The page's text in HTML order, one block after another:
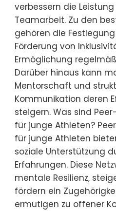
verbessern die
Teamarbeit. Zu den
gehören die
Förderung von
Ermöglichung
Darüber hinaus kann
Mentorschaft und
Kommunikation deren
steigern. Was sind
für junge Athleten?
für junge Athleten
soziale Unterstützung
Erfahrungen. Diese
mentale Resilienz,
fördern ein
ermutigen zu offener